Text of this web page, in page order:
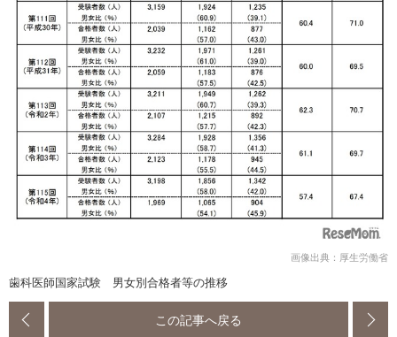
画像出典：厚生労働省
歯科医師国家試験 男女別合格者等の推移
この記事へ戻る